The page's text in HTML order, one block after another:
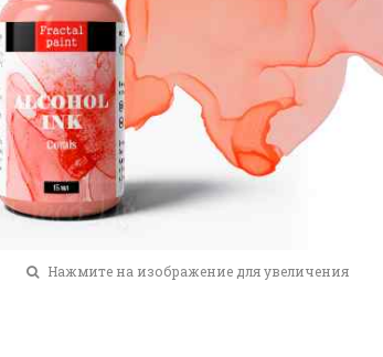
Нажмите на изображение для увеличения